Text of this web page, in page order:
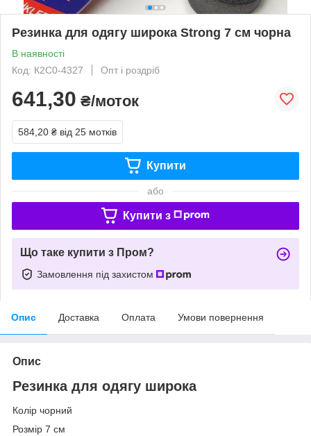
Резинка для одягу широка Strong 7 см чорна
В наявності
Код: К2С0-4327
Опт і роздріб
641,30 ₴/моток
584,20 ₴ від 25 мотків
Купити
або
Купити з
Що таке купити з Пром?
Замовлення під захистом
Опис Доставка Оплата Умови повернення
Опис
Резинка для одягу широка
Колір чорний
Розмір 7 см